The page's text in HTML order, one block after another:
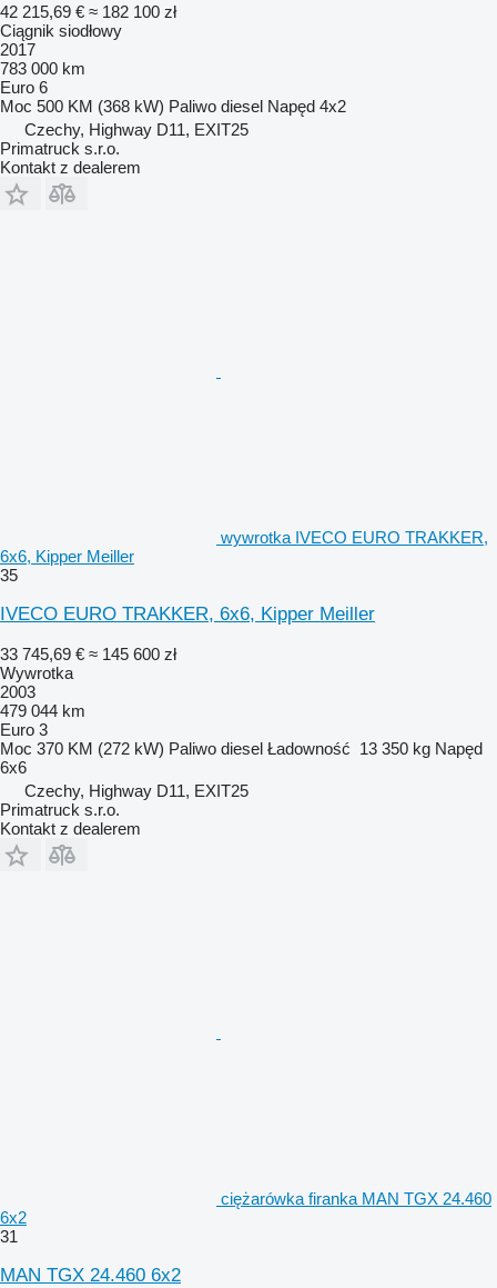
42 215,69 € ≈ 182 100 zł
Ciągnik siodłowy
2017
783 000 km
Euro 6
Moc 500 KM (368 kW) Paliwo diesel Napęd 4x2
Czechy, Highway D11, EXIT25
Primatruck s.r.o.
Kontakt z dealerem
wywrotka IVECO EURO TRAKKER,
6x6, Kipper Meiller
35
IVECO EURO TRAKKER, 6x6, Kipper Meiller
33 745,69 € ≈ 145 600 zł
Wywrotka
2003
479 044 km
Euro 3
Moc 370 KM (272 kW) Paliwo diesel Ładowność 13 350 kg Napęd
6x6
Czechy, Highway D11, EXIT25
Primatruck s.r.o.
Kontakt z dealerem
ciężarówka firanka MAN TGX 24.460
6x2
31
MAN TGX 24.460 6x2